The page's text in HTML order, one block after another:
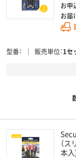
お申
お届
型番 販売単位 1セ
（
本入